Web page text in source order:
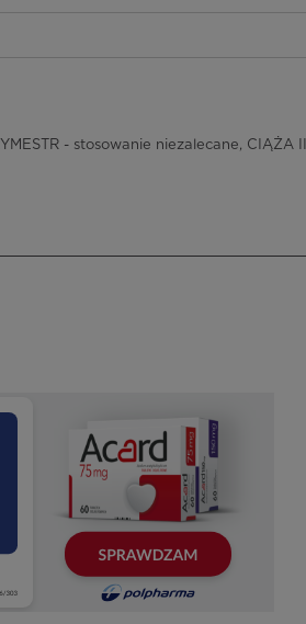
- stosowanie niezalecane, CIĄŻA III